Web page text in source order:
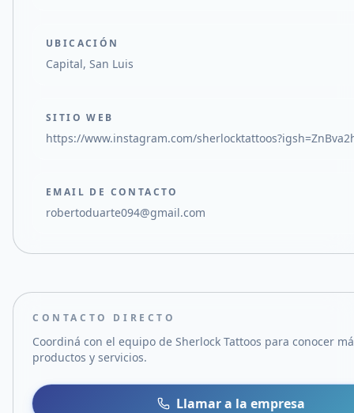
UBICACIÓN
Capital, San Luis
SITIO WEB
https://www.instagram.com/
EMAIL DE CONTACTO
robertoduarte094@gmail.com
CONTACTO DIRECTO
Coordiná con el equipo de Sherlock Tattoos para conocer
productos y servicios.
Llamar a la empresa